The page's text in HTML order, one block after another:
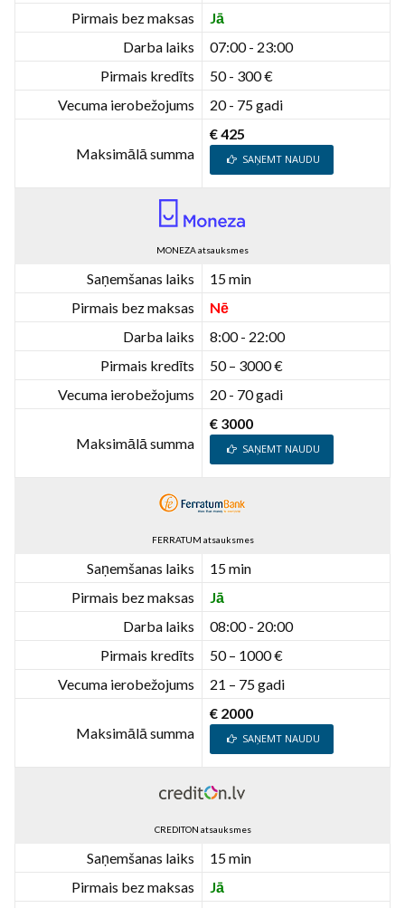
Pirmais bez maksas
Jā
Darba laiks
07:00 - 23:00
Pirmais kredīts
50 - 300 €
Vecuma ierobežojums
20 - 75 gadi
Maksimālā summa
€ 425
SAŅEMT NAUDU
MONEZA atsauksmes
Saņemšanas laiks
15 min
Pirmais bez maksas
Nē
Darba laiks
8:00 - 22:00
Pirmais kredīts
50 – 3000 €
Vecuma ierobežojums
20 - 70 gadi
Maksimālā summa
€ 3000
SAŅEMT NAUDU
FERRATUM atsauksmes
Saņemšanas laiks
15 min
Pirmais bez maksas
Jā
Darba laiks
08:00 - 20:00
Pirmais kredīts
50 – 1000 €
Vecuma ierobežojums
21 – 75 gadi
Maksimālā summa
€ 2000
SAŅEMT NAUDU
CREDITON atsauksmes
Saņemšanas laiks
15 min
Pirmais bez maksas
Jā